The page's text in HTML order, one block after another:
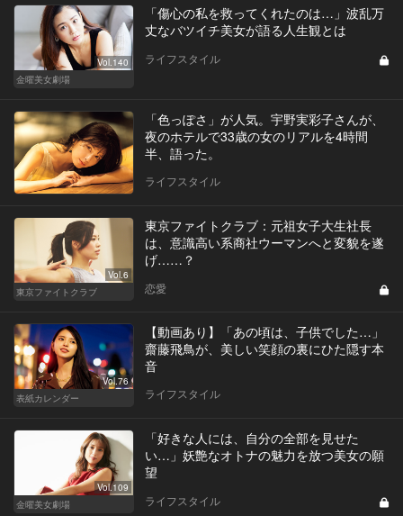
Vol.140
金曜美女劇場
「傷心の私を救ってくれたのは…」波乱万
丈なバツイチ美女が語る人生観とは
ライフスタイル
「色っぽさ」が人気。宇野実彩子さんが、
夜のホテルで33歳の女のリアルを4時間
半、語った。
ライフスタイル
Vol.6
東京ファイトクラブ
東京ファイトクラブ：元祖女子大生社長
は、意識高い系商社ウーマンへと変貌を遂
げ……？
恋愛
Vol.76
表紙カレンダー
【動画あり】「あの頃は、子供でした…」
齋藤飛鳥が、美しい笑顔の裏にひた隠す本
音
ライフスタイル
Vol.109
金曜美女劇場
「好きな人には、自分の全部を見せた
い…」妖艶なオトナの魅力を放つ美女の願
望
ライフスタイル